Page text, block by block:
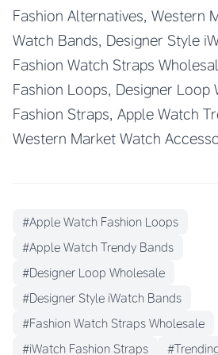
Fashion Alternatives, Western
Watch Bands, Designer Style
Fashion Watch Straps
Fashion Loops, Designer Loop
Fashion Straps, Apple Watch
Western Market Watch
#Apple Watch Fashion Loops
#Apple Watch Trendy Bands
#Designer Loop Wholesale
#Designer Style iWatch Bands
#Fashion Watch Straps Wholesale
#iWatch Fashion Straps